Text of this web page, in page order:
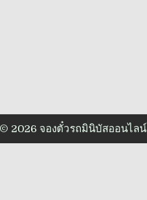
2026 จองตั๋วรถมินิบัสออนไลน์